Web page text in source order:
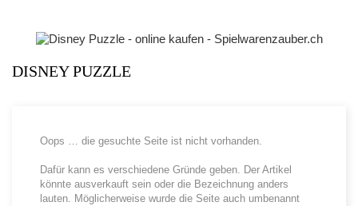
Navigation
DISNEY PUZZLE
Oops … die gesuchte Seite ist nicht vorhanden.
Dafür kann es verschiedene Gründe geben. Der Artikel
könnte ausverkauft sein oder die Bezeichnung anders
lauten. Möglicherweise wurde die Seite auch umbenannt